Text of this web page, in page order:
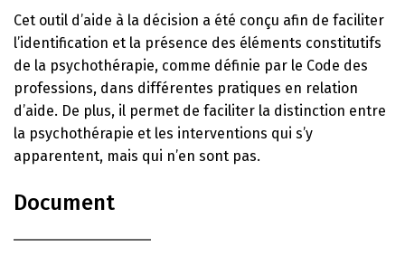
Cet outil d’aide à la décision a été conçu afin de faciliter
l’identification et la présence des éléments constitutifs
de la psychothérapie, comme définie par le Code des
professions, dans différentes pratiques en relation
d’aide. De plus, il permet de faciliter la distinction entre
la psychothérapie et les interventions qui s’y
apparentent, mais qui n’en sont pas.
Document